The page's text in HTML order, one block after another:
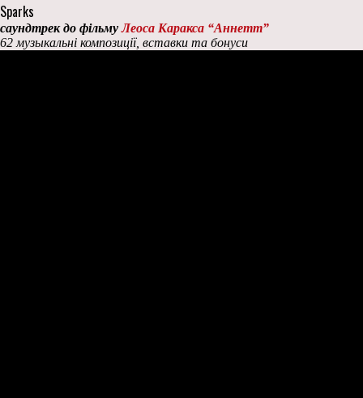
Sparks
саундтрек до фільмуЛеоса Каракса “Аннетт”
62 музыкальні композиції, вставки та бонуси